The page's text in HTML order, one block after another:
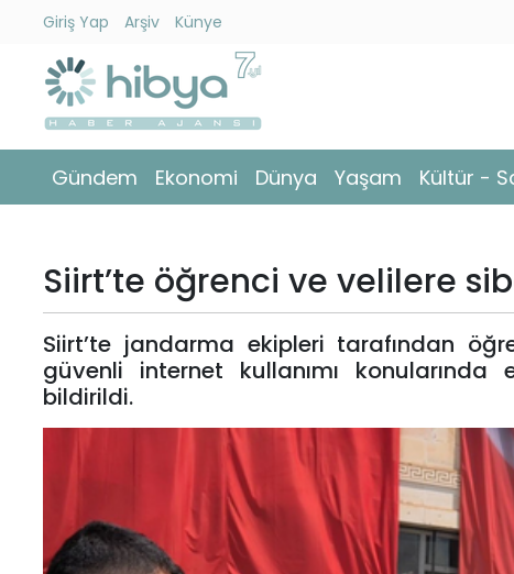
Giriş Yap Arşiv Künye
Gündem Ekonomi Dünya Yaşam Kültür -
Gündem
Ekonomi
Yaşam
Kültür
Sanat
Teknoloji
Siirt’te öğrenci ve velilere
Siirt’te jandarma ekipleri tarafından
güvenli internet kullanımı konularında
bildirildi.